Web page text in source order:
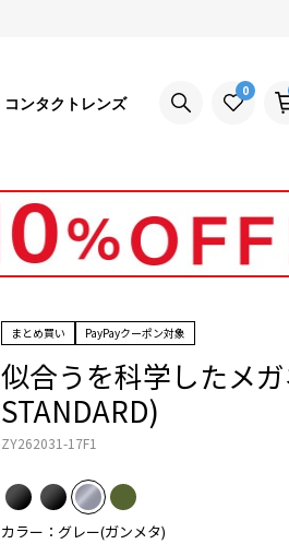
コンタクトレンズ
0
まとめ買い PayPayクーポン対象
似合うを科学したメ
STANDARD)
ZY262031-17F1
カラー：グレー(ガンメタ)